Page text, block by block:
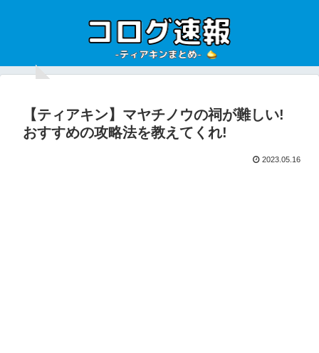
【ティアキン】マヤチノウの祠が難しい!
おすすめの攻略法を教えてくれ!
2023.05.16